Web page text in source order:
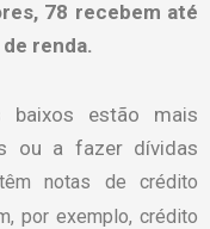
78 recebem até
renda.
baixos estão mais
ou a fazer dívidas
notas de crédito
por exemplo, crédito